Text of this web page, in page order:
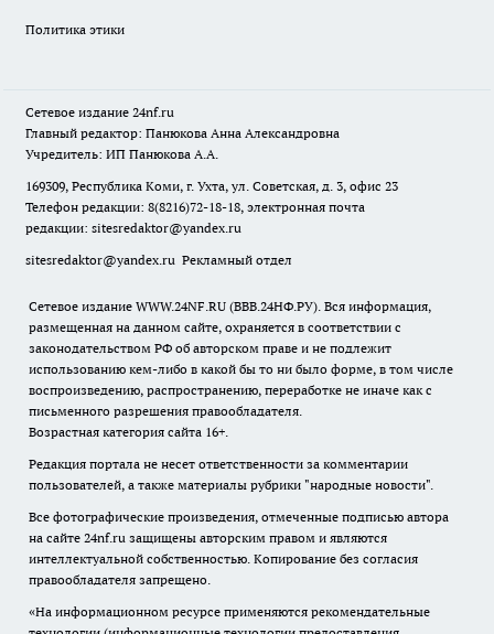
Политика этики
Сетевое издание 24nf.ru
Главный редактор: Панюкова Анна Александровна
Учредитель: ИП Панюкова А.А.
169309, Республика Коми, г. Ухта, ул. Советская, д. 3, офис 23
Телефон редакции: 8(8216)72-18-18, электронная почта
редакции: sitesredaktor@yandex.ru
sitesredaktor@yandex.ru Рекламный отдел
Сетевое издание WWW.24NF.RU (ВВВ.24НФ.РУ). Вся информация,
размещенная на данном сайте, охраняется в соответствии с
законодательством РФ об авторском праве и не подлежит
использованию кем-либо в какой бы то ни было форме, в том числе
воспроизведению, распространению, переработке не иначе как с
письменного разрешения правообладателя.
Возрастная категория сайта 16+.
Редакция портала не несет ответственности за комментарии
пользователей, а также материалы рубрики "народные новости".
Все фотографические произведения, отмеченные подписью автора
на сайте 24nf.ru защищены авторским правом и являются
интеллектуальной собственностью. Копирование без согласия
правообладателя запрещено.
«На информационном ресурсе применяются рекомендательные